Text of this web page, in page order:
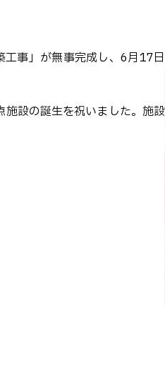
工事」が無事完成し、6月17日
設の誕生を祝いました。施設